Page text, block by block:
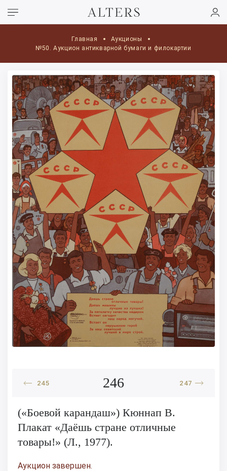
Главная
Аукционы
№50. Аукцион антикварной бумаги и филокартии
245 246 247
(«Боевой карандаш») Кюннап В.
Плакат «Даёшь стране отличные
товары!» (Л., 1977).
Аукцион завершен.